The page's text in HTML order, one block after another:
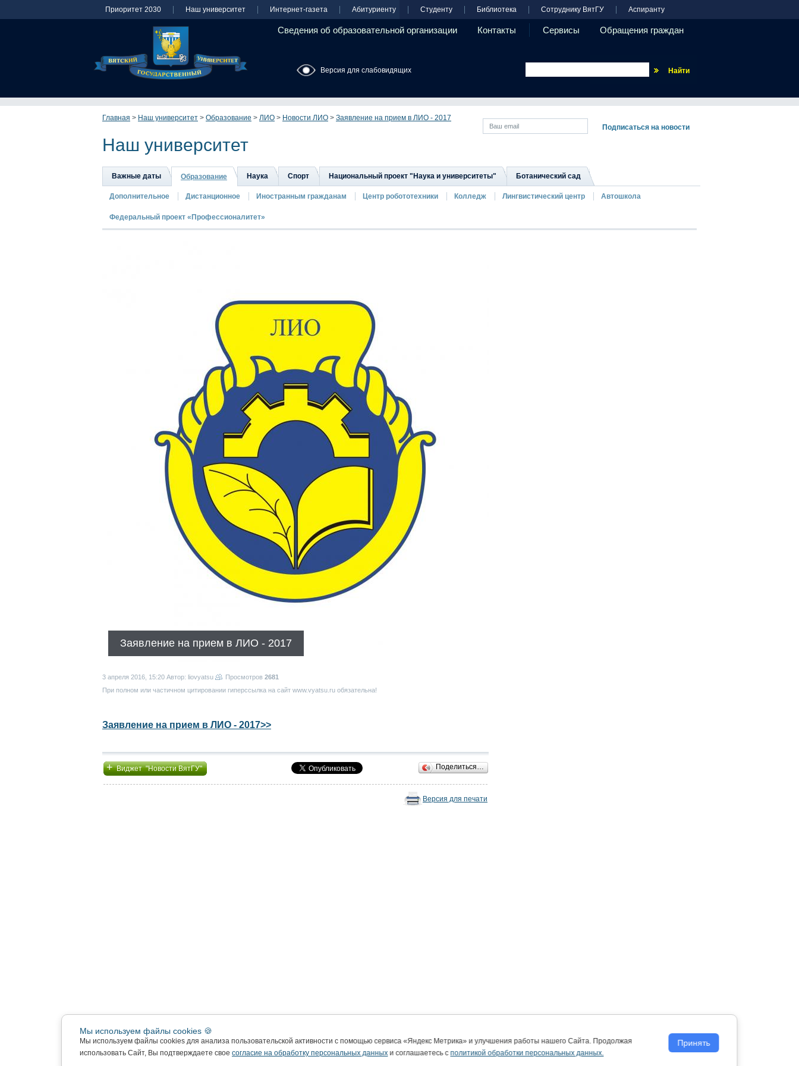
Приоритет 2030 Наш университет Интернет-газета Абитуриенту Студенту Библиотека Сотруднику ВятГУ Аспиранту
Сведения об образовательной организации Контакты Сервисы Обращения граждан
Версия для слабовидящих
Главная > Наш университет > Образование > ЛИО > Новости ЛИО > Заявление на прием в ЛИО - 2017
Наш университет
Важные даты Образование Наука Спорт Национальный проект "Наука и университеты" Ботанический сад
Дополнительное Дистанционное Иностранным гражданам Центр робототехники Колледж Лингвистический центр Автошкола
Федеральный проект «Профессионалитет»
Заявление на прием в ЛИО - 2017
3 апреля 2016, 15:20 Автор: liovyatsu Просмотров 2681
При полном или частичном цитировании гиперссылка на сайт www.vyatsu.ru обязательна!
Заявление на прием в ЛИО - 2017>>
+Виджет "Новости ВятГУ" Поделиться…
Версия для печати
Мы используем файлы cookies 🍪
Мы используем файлы cookies для анализа пользовательской активности с помощью сервиса «Яндекс Метрика» и улучшения работы нашего Сайта. Продолжая
использовать Сайт, Вы подтверждаете своесогласие на обработку персональных данныхи соглашаетесь сполитикой обработки персональных данных.
Принять